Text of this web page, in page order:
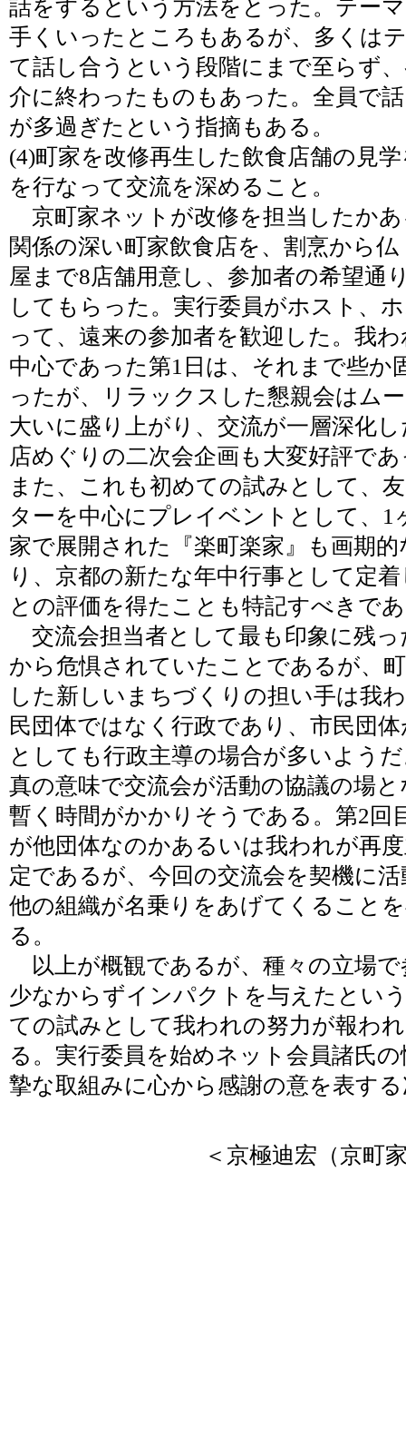
話をするという方法をとった。テー
手くいったところもあるが、多くは
て話し合うという段階にまで至らず
介に終わったものもあった。全員で
が多過ぎたという指摘もある。
(4)町家を改修再生した飲食店舗の見
を行なって交流を深めること。
京町家ネットが改修を担当したか
関係の深い町家飲食店を、割烹から
屋まで8店舗用意し、参加者の希望通
してもらった。実行委員がホスト、
って、遠来の参加者を歓迎した。我
中心であった第1日は、それまで些か
ったが、リラックスした懇親会はム
大いに盛り上がり、交流が一層深化
店めぐりの二次会企画も大変好評で
また、これも初めての試みとして、
ターを中心にプレイベントとして、1
家で展開された『楽町楽家』も画期
り、京都の新たな年中行事として定
との評価を得たことも特記すべきで
交流会担当者として最も印象に残っ
から危惧されていたことであるが、
した新しいまちづくりの担い手は我
民団体ではなく行政であり、市民団
としても行政主導の場合が多いよう
真の意味で交流会が活動の協議の場
暫く時間がかかりそうである。第2回
が他団体なのかあるいは我われが再
定であるが、今回の交流会を契機に
他の組織が名乗りをあげてくること
る。
以上が概観であるが、種々の立場で
少なからずインパクトを与えたとい
ての試みとして我われの努力が報わ
る。実行委員を始めネット会員諸氏
摯な取組みに心から感謝の意を表す
＜京極迪宏（京町